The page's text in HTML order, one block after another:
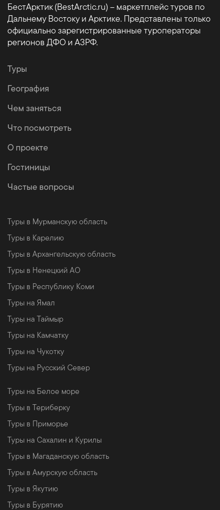
БестАрктик (BestArctic.ru) – маркетплейс туров по
Дальнему Востоку и Арктике. Представлены только
официально зарегистрированные туроператоры
регионов ДФО и АЗРФ.
Туры
География
Чем заняться
Что посмотреть
О проекте
Гостиницы
Частые вопросы
Туры в Мурманскую область
Туры в Карелию
Туры в Архангельскую область
Туры в Ненецкий АО
Туры в Республику Коми
Туры на Ямал
Туры на Таймыр
Туры на Камчатку
Туры на Чукотку
Туры на Русский Север
Туры на Белое море
Туры в Териберку
Туры в Приморье
Туры на Сахалин и Курилы
Туры в Магаданскую область
Туры в Амурскую область
Туры в Якутию
Туры в Бурятию